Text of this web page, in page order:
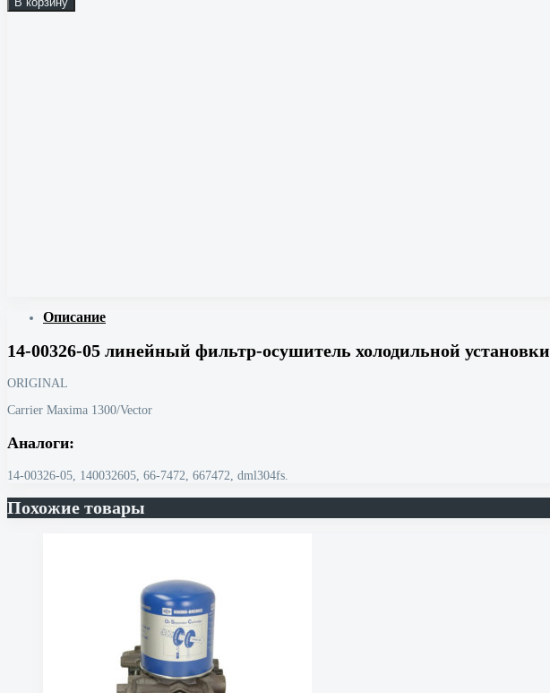
Описание
14-00326-05 линейный фильтр-осушитель холодильной установки
ORIGINAL
Carrier Maxima 1300/Vector
Аналоги:
14-00326-05, 140032605, 66-7472, 667472, dml304fs.
Похожие товары